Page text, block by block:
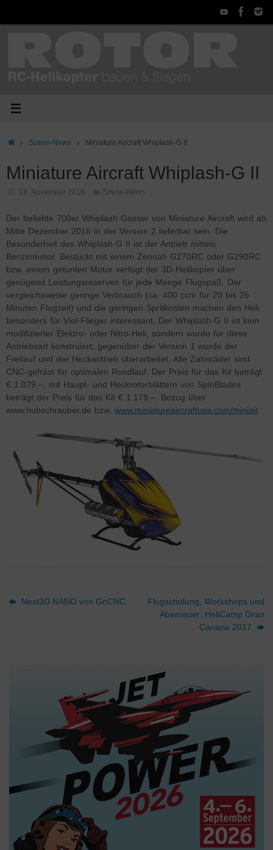
StartSzene-News Miniature Aircraft Whiplash-G II
Miniature Aircraft Whiplash-G II
18. November 2016 Szene-News
Der beliebte 700er Whiplash Gasser von Miniature Aircraft wird ab
Mitte Dezember 2016 in der Version 2 lieferbar sein. Die
Besonderheit des Whiplash-G II ist der Antrieb mittels
Benzinmotor. Bestückt mit einem Zenoah G270RC oder G290RC
bzw. einem getunten Motor verfügt der 3D-Helikopter über
genügend Leistungsreserven für jede Menge Flugspaß. Der
vergleichsweise geringe Verbrauch (ca. 400 ccm für 20 bis 25
Minuten Flugzeit) und die geringen Spritkosten machen den Heli
besonders für Viel-Flieger interessant. Der Whiplash-G II ist kein
modifizierter Elektro- oder Nitro-Heli, sondern wurde für diese
Antriebsart konstruiert; gegenüber der Version 1 wurde der
Freilauf und der Heckantrieb überarbeitet. Alle Zahnräder sind
CNC-gefräst für optimalen Rundlauf. Der Preis für das Kit beträgt
€ 1.079,–, mit Haupt- und Heckrotorblättern von SpinBlades
beträgt der Preis für das Kit € 1.179,–. Bezug über
www.hubschrauber.de bzw. www.miniatureaircraftusa.com/miniair.
Next3D NANO von GoCNC
Flugschulung, Workshops und
Abenteuer: HeliCamp Gran
Canaria 2017